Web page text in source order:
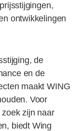
ontwikkelingen
de
en de
maakt WING
Voor
zijn naar
biedt Wing